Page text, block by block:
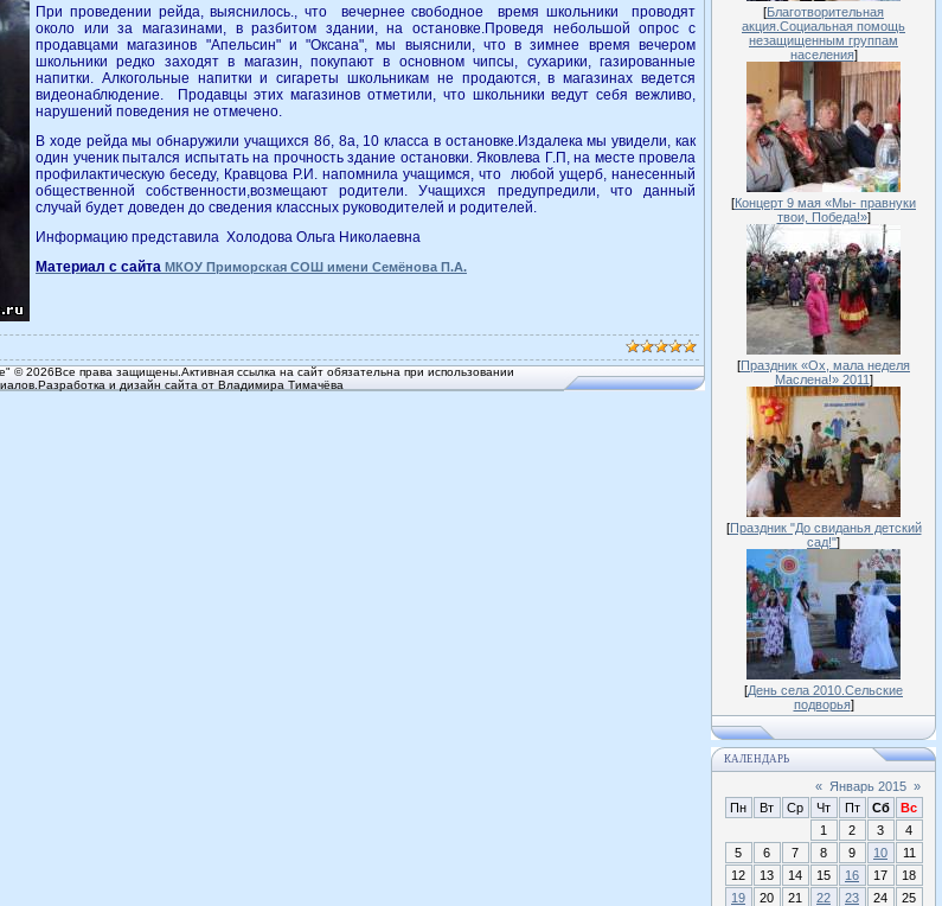
При проведении рейда, выяснилось., что вечернее свободное время школьники проводят
около или за магазинами, в разбитом здании, на остановке.Проведя небольшой опрос с
продавцами магазинов "Апельсин" и "Оксана", мы выяснили, что в зимнее время вечером
школьники редко заходят в магазин, покупают в основном чипсы, сухарики, газированные
напитки. Алкогольные напитки и сигареты школьникам не продаются, в магазинах ведется
видеонаблюдение. Продавцы этих магазинов отметили, что школьники ведут себя вежливо,
нарушений поведения не отмечено.
В ходе рейда мы обнаружили учащихся 8б, 8а, 10 класса в остановке.Издалека мы увидели, как
один ученик пытался испытать на прочность здание остановки. Яковлева Г.П, на месте провела
профилактическую беседу, Кравцова Р.И. напомнила учащимся, что любой ущерб, нанесенный
общественной собственности,возмещают родители. Учащихся предупредили, что данный
случай будет доведен до сведения классных руководителей и родителей.
Информацию представила Холодова Ольга Николаевна
Материал с сайта МКОУ Приморская СОШ имени Семёнова П.А.
2026Все права защищены.Активная ссылка на сайт обязательна при использовании
и дизайн сайта от Владимира Тимачёва
[Благотворительная
акция.Социальная помощь
незащищенным группам
населения]
[Концерт 9 мая «Мы- правнуки
твои, Победа!»]
[Праздник «Ох, мала неделя
Маслена!» 2011]
[Праздник "До свиданья детский
сад!"]
[День села 2010.Сельские
подворья]
КАЛЕНДАРЬ
« Январь 2015 »
Пн
Вт Ср Чт Пт Сб
Вс
1
2 3
4
5
6 7 8 9 10
11
12
13 14 15 16 17
18
19
20 21 22 23 24
25